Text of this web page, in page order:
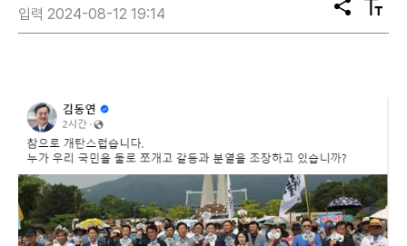
입력 2024-08-12 19:14
공
유
텍
스